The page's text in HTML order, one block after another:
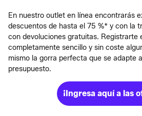
En nuestro outlet en línea encontrarás
descuentos de hasta el 75 %* y con la
con devoluciones gratuitas. Registrarte
completamente sencillo y sin coste
mismo la gorra perfecta que se adapte
presupuesto.
¡Ingresa aquí a las